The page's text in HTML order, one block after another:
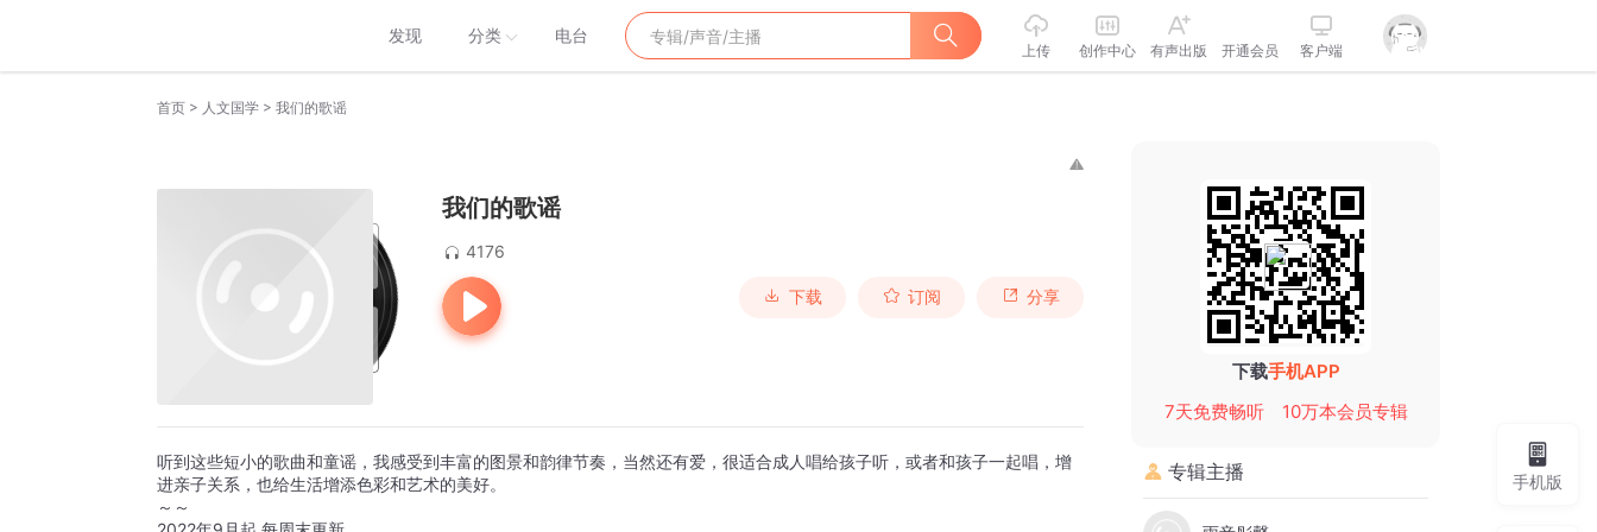
发现 分类 电台
上传 创作中心 有声出版 开通会员 客户端
首页 > 人文国学 > 我们的歌谣
我们的歌谣
4176
下载 订阅 分享
听到这些短小的歌曲和童谣，我感受到丰富的图景和韵律节奏，当然还有爱，很适合成人唱给孩子听，或者和孩子一起唱，增
进亲子关系，也给生活增添色彩和艺术的美好。
～～
下载手机APP
7天免费畅听
10万本会员专辑
专辑主播 手机版